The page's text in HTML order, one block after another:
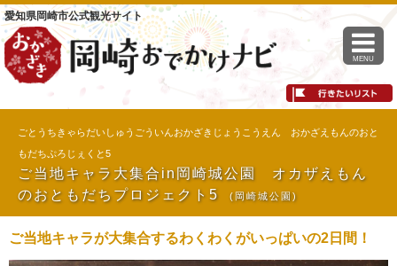
愛知県岡崎市公式観光サイト
MENU
ごとうちきゃらだいしゅうごういんおかざきじょうこうえん おかざえもんのおと
もだちぷろじぇくと5
ご当地キャラ大集合in岡崎城公園 オカザえもん
のおともだちプロジェクト5
(岡崎城公園)
ご当地キャラが大集合するわくわくがいっぱいの2日間！